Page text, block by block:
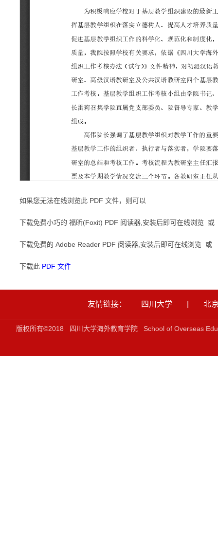
如果您无法在线浏览此 PDF 文件，则可以
下载免费小巧的 福昕(Foxit) PDF 阅读器,安装后即可在线浏览 或
下载免费的 Adobe Reader PDF 阅读器,安装后即可在线浏览 或
下载此 PDF 文件
友情链接： 四川大学 北
版权所有©2018 四川大学海外教育学院 School of Overseas